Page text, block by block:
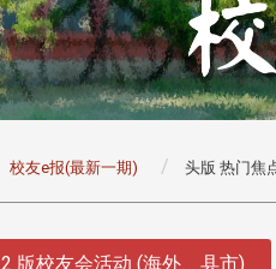
校友e报(最新一期) 头版 热门焦
2 版校友会活动 (海外、县市)